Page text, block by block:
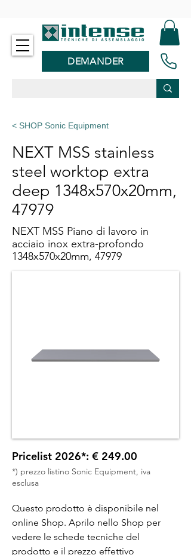
DEMANDER
< SHOP Sonic Equipment
NEXT MSS stainless
steel worktop extra
deep 1348x570x20mm,
47979
NEXT MSS Piano di lavoro in
acciaio inox extra-profondo
1348x570x20mm, 47979
Pricelist 2026*: € 249.00
*) prezzo listino Sonic Equipment, iva
esclusa
Questo prodotto è disponibile nel
online Shop. Aprilo nello Shop per
vedere le schede tecniche del
prodotto e il prezzo effettivo